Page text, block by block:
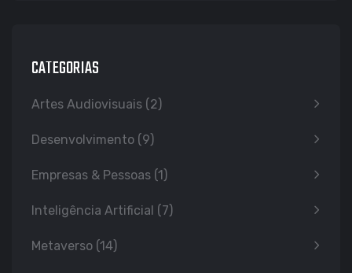
CATEGORIAS
Artes Audiovisuais (2)
Desenvolvimento (9)
Empresas & Pessoas (1)
Inteligência Artificial (7)
Metaverso (14)